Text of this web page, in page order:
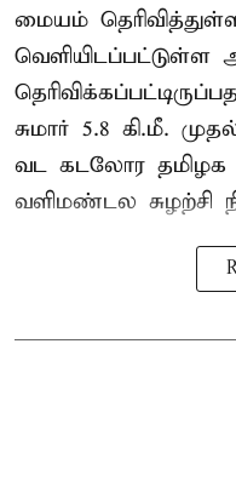
மையம்
வெளியிடப்பட்டுள்ள
சுமார் 5.8 கி.மீ.
வட கடலோர தமிழக
வளிமண்டல சுழற்சி